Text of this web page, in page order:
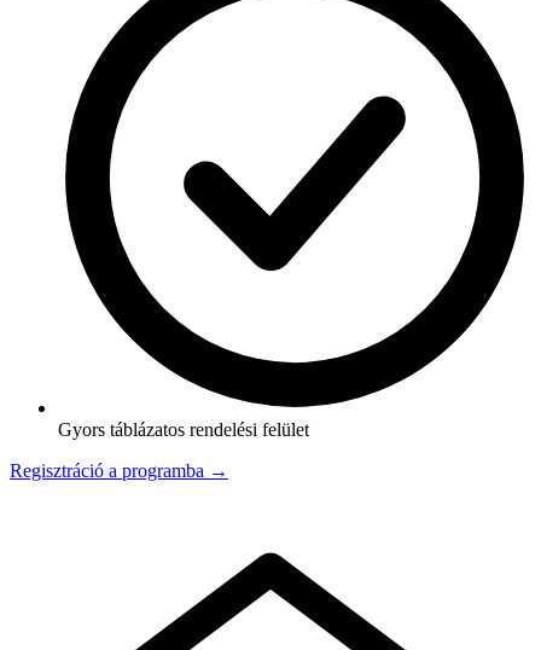
Gyors táblázatos rendelési felület
Regisztráció a programba →